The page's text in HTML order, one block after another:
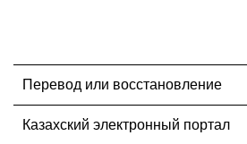
Перевод или восстановление
Казахский электронный портал